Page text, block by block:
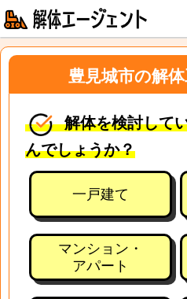
豊見城市の解
解体を検討して
んでしょうか？
一戸建て
マンション・
アパート